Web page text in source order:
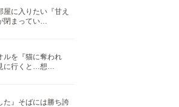
に入りたい『甘え
閉まってい…
ルを『猫に奪われ
に行くと…想…
た』そばには勝ち誇